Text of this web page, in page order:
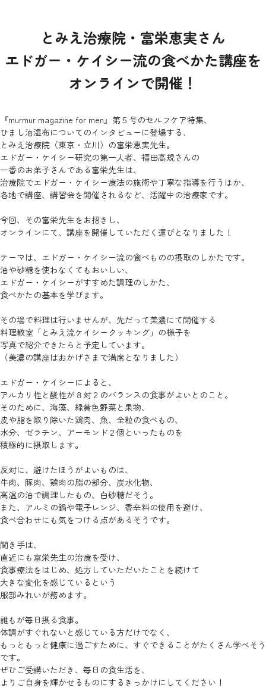
とみえ治療院・富栄恵実さん
エドガー・ケイシー流の食べかた講座を
オンラインで開催！
『murmur magazine for men』第５号のセルフケア特集、
ひまし油湿布についてのインタビューに登場する、
とみえ治療院（東京・立川）の富栄恵実先生。
エドガー・ケイシー研究の第一人者、福田高規さんの
一番のお弟子さんである富栄先生は、
治療院でエドガー・ケイシー療法の施術や丁寧な指導を行うほか、
各地で講座、講習会を開催されるなど、活躍中の治療家です。
今回、その富栄先生をお招きし、
オンラインにて、講座を開催していただく運びとなりました！
テーマは、エドガー・ケイシー流の食べものの摂取のしかたです。
油や砂糖を使わなくてもおいしい、
エドガー・ケイシーがすすめた調理のしかた、
食べかたの基本を学びます。
その場で料理は行いませんが、先だって美濃にて開催する
料理教室「とみえ流ケイシークッキング」の様子を
写真で紹介できたらと予定しています。
（美濃の講座はおかげさまで満席となりました）
エドガー・ケイシーによると、
アルカリ性と酸性が８対２のバランスの食事がよいとのこと。
そのために、海藻、緑黄色野菜と果物、
皮や脂を取り除いた鶏肉、魚、全粒の食べもの、
水分、ゼラチン、アーモンド２個といったものを
積極的に摂取します。
反対に、避けたほうがよいものは、
牛肉、豚肉、鶏肉の脂の部分、炭水化物、
高温の油で調理したもの、白砂糖だそう。
また、アルミの鍋や電子レンジ、香辛料の使用を避け、
食べ合わせにも気をつける点があるそうです。
聞き手は、
直近にも富栄先生の治療を受け、
食事療法をはじめ、処方していただいたことを続けて
大きな変化を感じているという
服部みれいが務めます。
誰もが毎日摂る食事。
体調がすぐれないと感じている方だけでなく、
もっともっと健康に過ごすために、すぐできることがたくさん学べそう
です。
ぜひご受講いただき、毎日の食生活を、
よりご自身を輝かせるものにするきっかけにしてください！